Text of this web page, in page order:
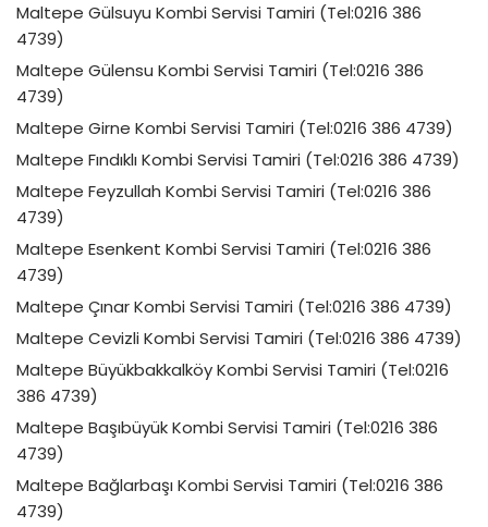
Maltepe Gülsuyu Kombi Servisi Tamiri (Tel:0216 386
4739)
Maltepe Gülensu Kombi Servisi Tamiri (Tel:0216 386
4739)
Maltepe Girne Kombi Servisi Tamiri (Tel:0216 386 4739)
Maltepe Fındıklı Kombi Servisi Tamiri (Tel:0216 386 4739)
Maltepe Feyzullah Kombi Servisi Tamiri (Tel:0216 386
4739)
Maltepe Esenkent Kombi Servisi Tamiri (Tel:0216 386
4739)
Maltepe Çınar Kombi Servisi Tamiri (Tel:0216 386 4739)
Maltepe Cevizli Kombi Servisi Tamiri (Tel:0216 386 4739)
Maltepe Büyükbakkalköy Kombi Servisi Tamiri (Tel:0216
386 4739)
Maltepe Başıbüyük Kombi Servisi Tamiri (Tel:0216 386
4739)
Maltepe Bağlarbaşı Kombi Servisi Tamiri (Tel:0216 386
4739)